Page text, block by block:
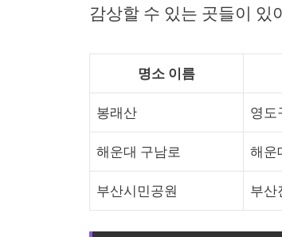
감상할 수 있는 곳들이 있
명소 이름
봉래산 영도
해운대 구남로 해운
부산시민공원 부산